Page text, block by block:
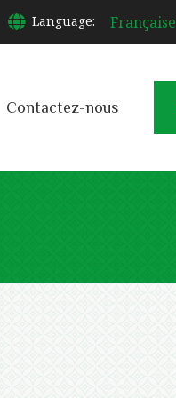
Language: Française
Contactez-nous